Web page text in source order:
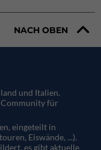
NACH OBEN
und Italien.
Community für
eingeteilt in
Eiswände, ...).
es gibt aktuelle